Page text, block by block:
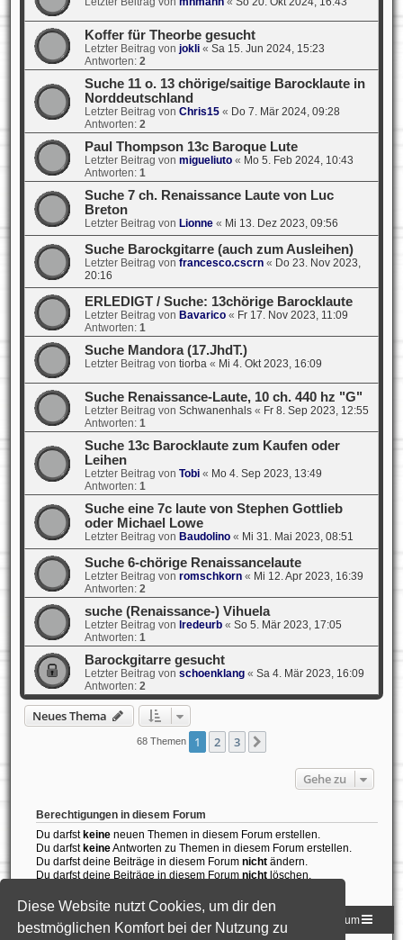
Diese Website nutzt Cookies, um dir den
bestmöglichen Komfort bei der Nutzung zu
Koffer für Theorbe gesucht
Letzter Beitrag von jokli« Sa 15. Jun 2024, 15:23
Antworten: 2
Suche 11 o. 13 chörige/saitige Barocklaute in
Norddeutschland
Letzter Beitrag von Chris15« Do 7. Mär 2024, 09:28
Antworten: 2
Paul Thompson 13c Baroque Lute
Letzter Beitrag von migueliuto« Mo 5. Feb 2024, 10:43
Antworten: 1
Suche 7 ch. Renaissance Laute von Luc
Breton
Letzter Beitrag von Lionne« Mi 13. Dez 2023, 09:56
Suche Barockgitarre (auch zum Ausleihen)
Letzter Beitrag von francesco.cscrn« Do 23. Nov 2023,
20:16
ERLEDIGT / Suche: 13chörige Barocklaute
Letzter Beitrag von Bavarico« Fr 17. Nov 2023, 11:09
Antworten: 1
Suche Mandora (17.JhdT.)
Letzter Beitrag von tiorba« Mi 4. Okt 2023, 16:09
Suche Renaissance-Laute, 10 ch. 440 hz "G"
Letzter Beitrag von Schwanenhals« Fr 8. Sep 2023, 12:55
Antworten: 1
Suche 13c Barocklaute zum Kaufen oder
Leihen
Letzter Beitrag von Tobi« Mo 4. Sep 2023, 13:49
Antworten: 1
Suche eine 7c laute von Stephen Gottlieb
oder Michael Lowe
Letzter Beitrag von Baudolino« Mi 31. Mai 2023, 08:51
Suche 6-chörige Renaissancelaute
Letzter Beitrag von romschkorn« Mi 12. Apr 2023, 16:39
Antworten: 2
suche (Renaissance-) Vihuela
Letzter Beitrag von lredeurb« So 5. Mär 2023, 17:05
Antworten: 1
Barockgitarre gesucht
Letzter Beitrag von schoenklang« Sa 4. Mär 2023, 16:09
Antworten: 2
Neues Thema
68 Themen 1 2 3
Gehe zu
Berechtigungen in diesem Forum
Du darfst keineneuen Themen in diesem Forum erstellen.
Du darfst keineAntworten zu Themen in diesem Forum erstellen.
Du darfst deine Beiträge in diesem Forum nichtändern.
Du darfst deine Beiträge in diesem Forum nichtlöschen.
Homepage der DLG Foren-Übersicht Impressum